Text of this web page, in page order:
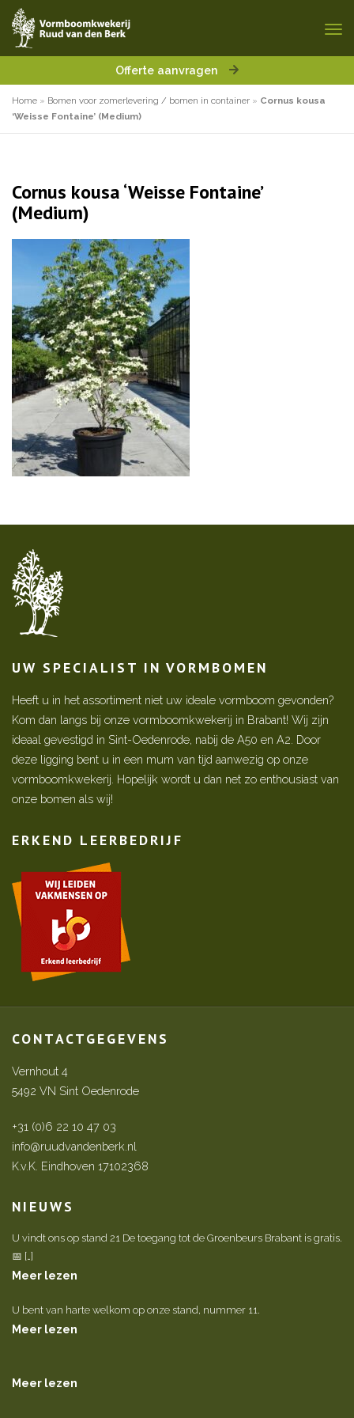
Offerte aanvragen
Home » Bomen voor zomerlevering / bomen in container » Cornus kousa
‘Weisse Fontaine’ (Medium)
Cornus kousa ‘Weisse Fontaine’
(Medium)
UW SPECIALIST IN VORMBOMEN
Heeft u in het assortiment niet uw ideale vormboom gevonden?
Kom dan langs bij onze vormboomkwekerij in Brabant! Wij zijn
ideaal gevestigd in Sint-Oedenrode, nabij de A50 en A2. Door
deze ligging bent u in een mum van tijd aanwezig op onze
vormboomkwekerij. Hopelijk wordt u dan net zo enthousiast van
onze bomen als wij!
ERKEND LEERBEDRIJF
CONTACTGEGEVENS
Vernhout 4
5492 VN Sint Oedenrode
+31 (0)6 22 10 47 03
info@ruudvandenberk.nl
K.v.K. Eindhoven 17102368
NIEUWS
U vindt ons op stand 21 De toegang tot de Groenbeurs Brabant is gratis.
📅 […]
Meer lezen
U bent van harte welkom op onze stand, nummer 11.
Meer lezen
Meer lezen